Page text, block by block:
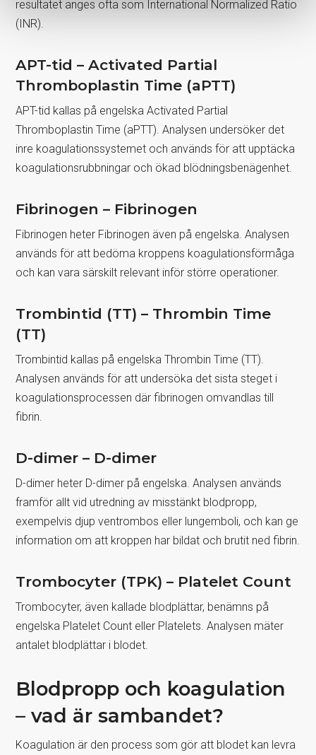
resultatet anges ofta som International Normalized Ratio
(INR).
APT-tid – Activated Partial
Thromboplastin Time (aPTT)
APT-tid kallas på engelska Activated Partial
Thromboplastin Time (aPTT). Analysen undersöker det
inre koagulationssystemet och används för att upptäcka
koagulationsrubbningar och ökad blödningsbenägenhet.
Fibrinogen – Fibrinogen
Fibrinogen heter Fibrinogen även på engelska. Analysen
används för att bedöma kroppens koagulationsförmåga
och kan vara särskilt relevant inför större operationer.
Trombintid (TT) – Thrombin Time
(TT)
Trombintid kallas på engelska Thrombin Time (TT).
Analysen används för att undersöka det sista steget i
koagulationsprocessen där fibrinogen omvandlas till
fibrin.
D-dimer – D-dimer
D-dimer heter D-dimer på engelska. Analysen används
framför allt vid utredning av misstänkt blodpropp,
exempelvis djup ventrombos eller lungemboli, och kan ge
information om att kroppen har bildat och brutit ned fibrin.
Trombocyter (TPK) – Platelet Count
Trombocyter, även kallade blodplättar, benämns på
engelska Platelet Count eller Platelets. Analysen mäter
antalet blodplättar i blodet.
Blodpropp och koagulation
– vad är sambandet?
Koagulation är den process som gör att blodet kan levra